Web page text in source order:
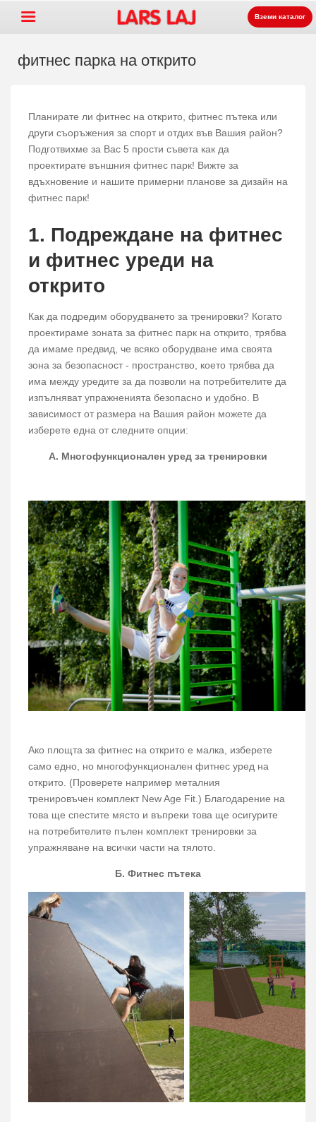
площадки
Парково и улично +
Настилки +
Контакт
Заявка на каталог
LarsLaj Worldwide
Lars Laj on Facebook
Вземи каталог
фитнес парка на открито
Планирате ли фитнес на открито, фитнес пътека или
други съоръжения за спорт и отдих във Вашия район?
Подготвихме за Вас 5 прости съвета как да
проектирате външния фитнес парк! Вижте за
вдъхновение и нашите примерни планове за дизайн на
фитнес парк!
1. Подреждане на фитнес
и фитнес уреди на
открито
Как да подредим оборудването за тренировки? Когато
проектираме зоната за фитнес парк на открито, трябва
да имаме предвид, че всяко оборудване има своята
зона за безопасност - пространство, което трябва да
има между уредите за да позволи на потребителите да
изпълняват упражненията безопасно и удобно. В
зависимост от размера на Вашия район можете да
изберете една от следните опции:
А. Многофункционален уред за тренировки
Ако площта за фитнес на открито е малка, изберете
само едно, но многофункционален фитнес уред на
открито. (Проверете например металния
тренировъчен комплект New Age Fit.) Благодарение на
това ще спестите място и въпреки това ще осигурите
на потребителите пълен комплект тренировки за
упражняване на всички части на тялото.
Б. Фитнес пътека